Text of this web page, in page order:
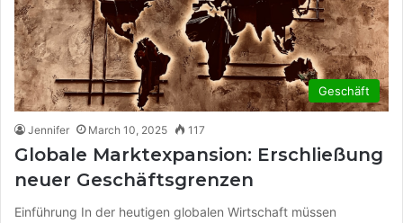
Geschäft
Jennifer March 10, 2025 117
Globale Marktexpansion: Erschließung
neuer Geschäftsgrenzen
Einführung In der heutigen globalen Wirtschaft müssen